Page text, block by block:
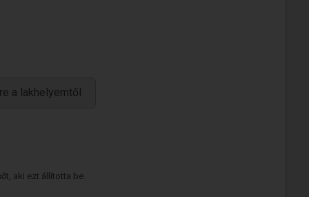
a lakhelyemtől
aki ezt állította be.